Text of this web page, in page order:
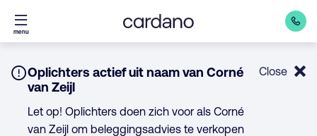
Direct
naar
menu
Notice:
Oplichters actief uit naam van Corné
van Zeijl
Let op! Oplichters doen zich voor als Corné
van Zeijl om beleggingsadvies te verkopen
Close